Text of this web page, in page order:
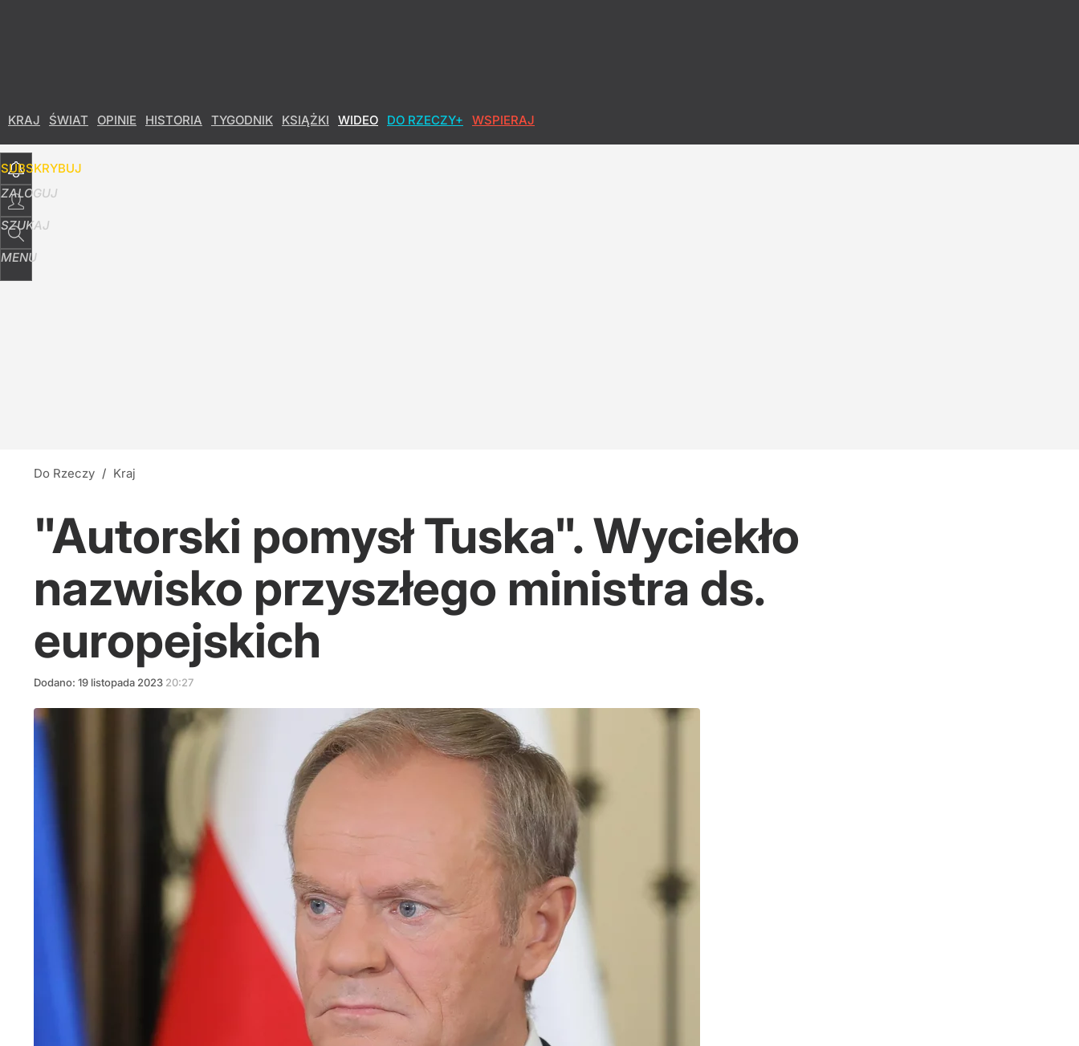
KRAJ ŚWIAT OPINIE HISTORIA TYGODNIK KSIĄŻKI WIDEO DO RZECZY+ WSPIERAJ
SUBSKRYBUJ
ZALOGUJ
SZUKAJ
MENU
Do Rzeczy / Kraj
"Autorski pomysł Tuska". Wyciekło
nazwisko przyszłego ministra ds.
europejskich
Dodano: 19 listopada 2023 20:27